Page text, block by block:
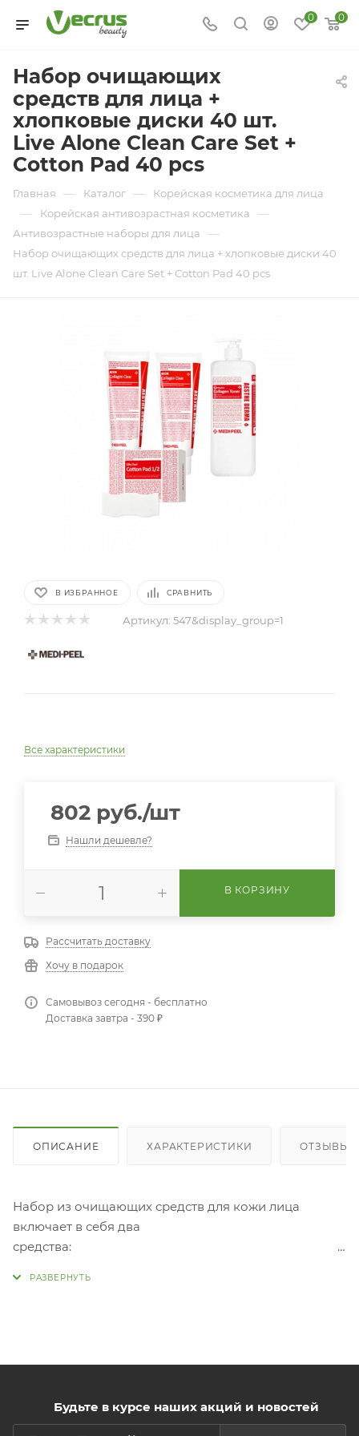
0 0
Набор очищающих
средств для лица +
хлопковые диски 40 шт.
Live Alone Clean Care Set +
Cotton Pad 40 pcs
Главная — Каталог — Корейская косметика для лица
— Корейская антивозрастная косметика —
Антивозрастные наборы для лица —
Набор очищающих средств для лица + хлопковые диски 40
шт. Live Alone Clean Care Set + Cotton Pad 40 pcs
В ИЗБРАННОЕ СРАВНИТЬ
Артикул: 547&display_group=1
Все характеристики
802 руб./шт
Нашли дешевле?
В КОРЗИНУ
Рассчитать доставку
Хочу в подарок
Самовывоз сегодня - бесплатно
Доставка завтра - 390 ₽
ОПИСАНИЕ ХАРАКТЕРИСТИКИ ОТЗЫВЫ
Набор из очищающих средств для кожи лица
включает в себя два
которые ускоряют процессы регенерации,
кожи. Пенка оказывает укрепляющее действие,
подтягивает и способствует сужению
Будьте в курсе наших акций и новостей